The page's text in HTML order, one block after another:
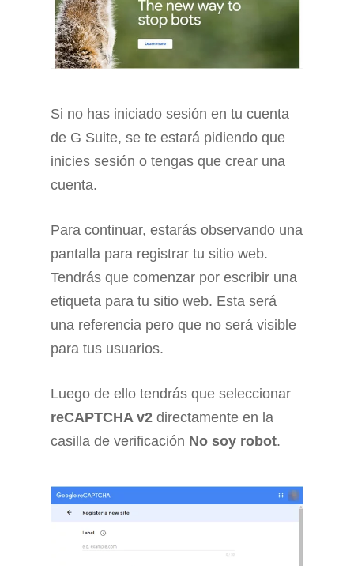
Si no has iniciado sesión en tu cuenta
de G Suite, se te estará pidiendo que
inicies sesión o tengas que crear una
cuenta.
Para continuar, estarás observando una
pantalla para registrar tu sitio web.
Tendrás que comenzar por escribir una
etiqueta para tu sitio web. Esta será
una referencia pero que no será visible
para tus usuarios.
Luego de ello tendrás que seleccionar
reCAPTCHA v2 directamente en la
casilla de verificación No soy robot.